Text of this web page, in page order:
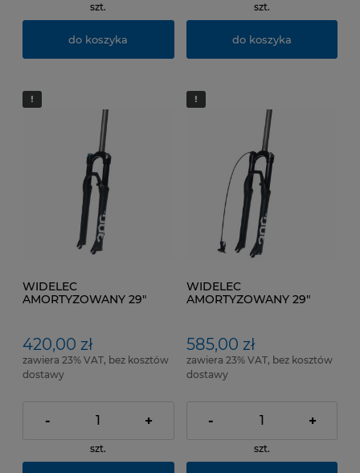
szt.
do koszyka
szt.
do koszyka
WIDELEC
AMORTYZOWANY 29"
420,00 zł
zawiera 23% VAT, bez kosztów
dostawy
- +
szt.
WIDELEC
AMORTYZOWANY 29"
585,00 zł
zawiera 23% VAT, bez kosztów
dostawy
- +
szt.